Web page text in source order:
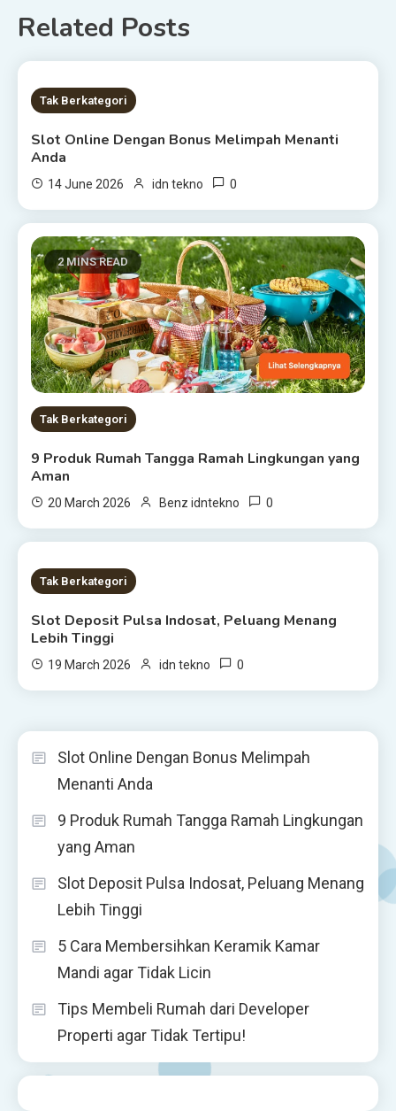
Related Posts
8 MINS READ
Tak Berkategori
Slot Online Dengan Bonus Melimpah Menanti
Anda
14 June 2026 idn tekno 0
2 MINS READ
Tak Berkategori
9 Produk Rumah Tangga Ramah Lingkungan yang
Aman
20 March 2026 Benz idntekno 0
1 MIN READ
Tak Berkategori
Slot Deposit Pulsa Indosat, Peluang Menang
Lebih Tinggi
19 March 2026 idn tekno 0
Slot Online Dengan Bonus Melimpah
Menanti Anda
9 Produk Rumah Tangga Ramah Lingkungan
yang Aman
Slot Deposit Pulsa Indosat, Peluang Menang
Lebih Tinggi
5 Cara Membersihkan Keramik Kamar
Mandi agar Tidak Licin
Tips Membeli Rumah dari Developer
Properti agar Tidak Tertipu!